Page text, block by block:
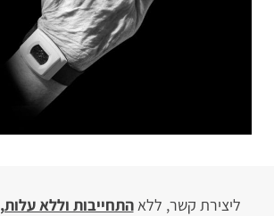
ליצירת קשר, ללאהתחייבות וללא עלות,